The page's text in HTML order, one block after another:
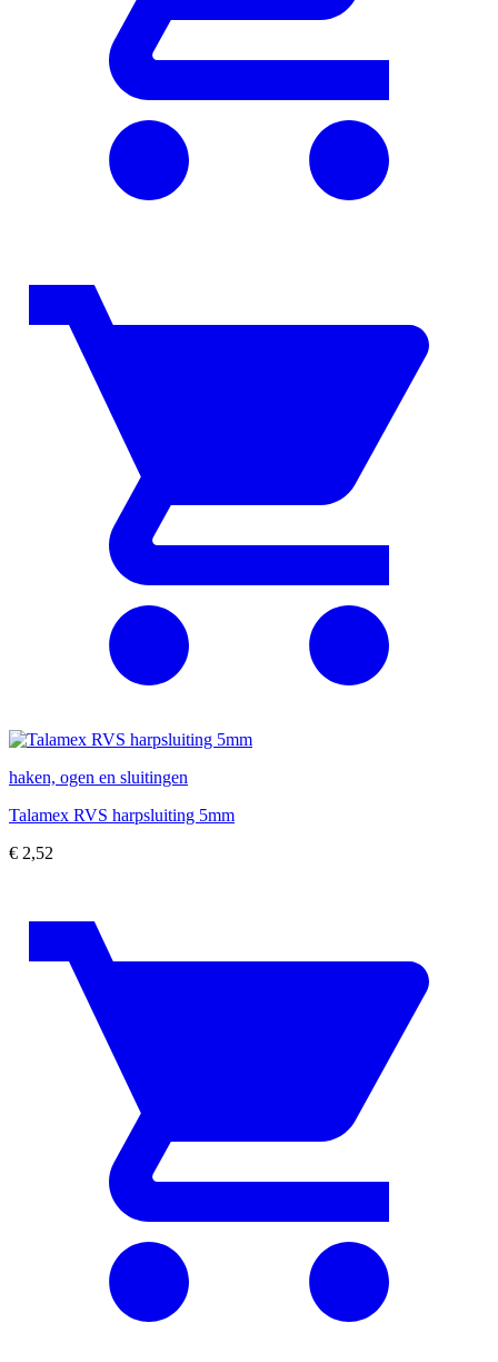
haken, ogen en sluitingen
Talamex RVS harpsluiting 5mm
€ 2,52